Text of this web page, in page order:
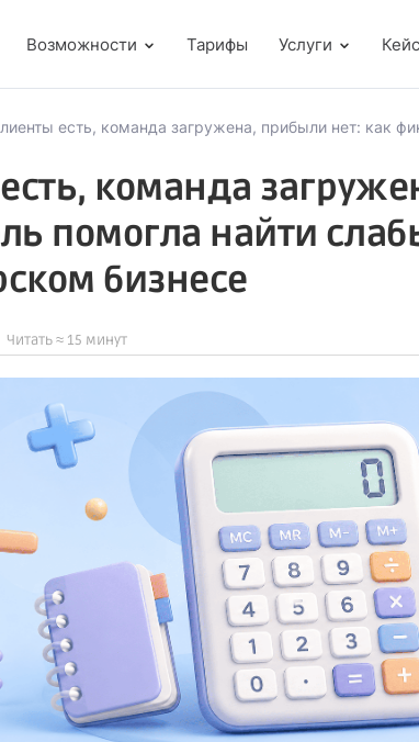
Возможности Тарифы Услуги
есть, команда загружена, прибыли нет: как
команда
помогла найти
бизнесе
Читать ≈ 15 минут